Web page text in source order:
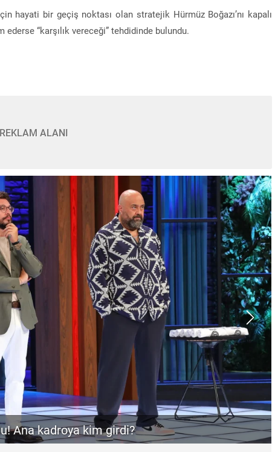
hayati bir geçiş noktası olan stratejik Hürmüz Boğazı’nı kapalı
“karşılık vereceği” tehdidinde bulundu.
REKLAM ALANI
açıklaması!